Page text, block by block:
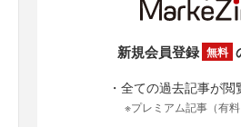
新規会員登録 無料
・全ての過去記事が
※プレミアム記事（有料